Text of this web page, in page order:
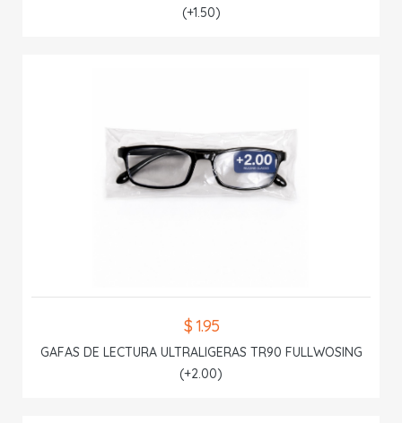
(+1.50)
$ 1.95
GAFAS DE LECTURA ULTRALIGERAS TR90 FULLWOSING
(+2.00)